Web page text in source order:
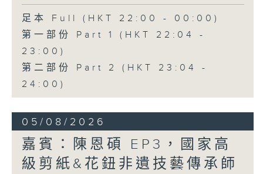
足本 Full (HKT 22:00 - 00:00)
第一部份 Part 1 (HKT 22:04 -
23:00)
第二部份 Part 2 (HKT 23:04 -
24:00)
05/08/2026
嘉賓：陳恩碩 EP3，國家高
級剪紙&花鈕非遺技藝傳承師